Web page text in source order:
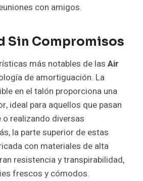
con amigos.
Sin Compromisos
más notables de las Air
de amortiguación. La
en el talón proporciona una
ideal para aquellos que pasan
realizando diversas
la parte superior de estas
con materiales de alta
resistencia y transpirabilidad,
frescos y cómodos.